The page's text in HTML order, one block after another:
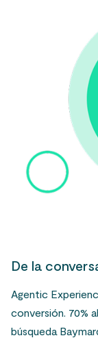
De la
Agentic
conversión. 70%
búsqueda